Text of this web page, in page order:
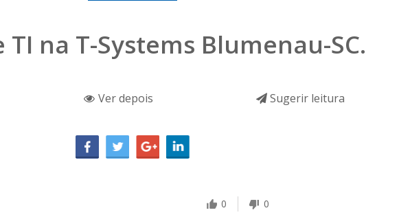
TI na T-Systems Blumenau-SC.
Ver depois Sugerir leitura
0 0